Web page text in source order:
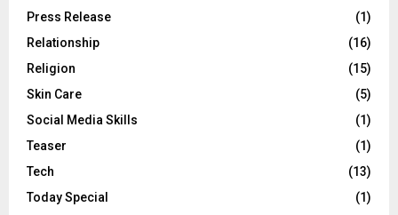
Press Release
(1)
Relationship
(16)
Religion
(15)
Skin Care
(5)
Social Media Skills
(1)
Teaser
(1)
Tech
(13)
Today Special
(1)